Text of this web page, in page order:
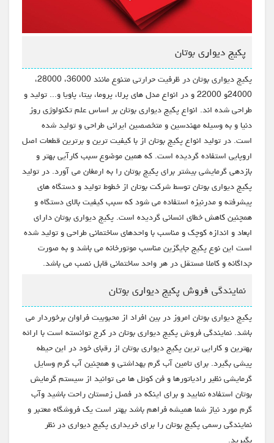
پکیج دیواری بوتان
پکیج دیواری بوتان در ظرفیت حرارتی متنوع مانند 36000، 28000،
24000و 22000 و در انواع مدل های پرلا، پروما، بیتا، پاویا و... تولید و
طراحی شده اند. انواع پکیج دیواری بوتان بر اساس علم تکنولوژی روز
دنیا و به وسیله مهندسین و متخصصین ایرانی طراحی و تولید شده
است. در تولید انواع پکیج بوتان از با کیفیت ترین و برترین قطعات اصل
اروپایی استفاده گردیده است. که همین موضوع سبب کارآیی بهتر و
بازدهی گرمایشی بیشتر برای پکیج بوتان را به ارمغان می آورد. در تولید
پکیج دیواری بوتان توسط شرکت بوتان از خطوط تولید و دستگاه های
پیشرفته و مدرنیزه استفاده می شود که سبب کیفیت بالای دستگاه و
همچنین کاهش خطای انسانی گردیده است. پکیج دیواری بوتان دارای
ابعاد و اندازه کوچک و مناسب با واحدهای ساختمانی طراحی و تولید شده
است این نوع پکیج جایگزین مناسب موتورخانه می باشد و به صورت
جداگانه و کاملا مستقل در هر واحد ساختمانی قابل نصب می باشد.
نمایندگی فروش پکیج دیواری بوتان
پکیج دیواری بوتان امروز در بین افراد از محبوبیت فراوان برخوردار می
باشد. نمایندگی فروش پکیج دیواری بوتان در کرج توانسته است با ارائه
بهترین و کارایی ترین پکیج دیواری بوتان از رقبای خود در این حیطه
پیشی بگیرد. برای تامین آب گرم بهداشتی و همچنین آب گرم وسایل
گرمایشی نظیر رادیاتورها و فن کوئل ها می توانید از سیستم گرمایش
بوتان استفاده نمایید و برای اینکه در فصل زمستان راحت باشید وآب
گرم مورد نیاز شما همیشه فراهم باشد بهتر است یک فروشگاه معتبر و
نمایندگی رسمی پکیج بوتان را برای خریداری پکیج دیواری در نظر